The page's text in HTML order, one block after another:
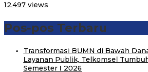
12.497 views
Pos-pos Terbaru
Transformasi BUMN di Bawah
Layanan Publik, Telkomsel
Semester I 2026